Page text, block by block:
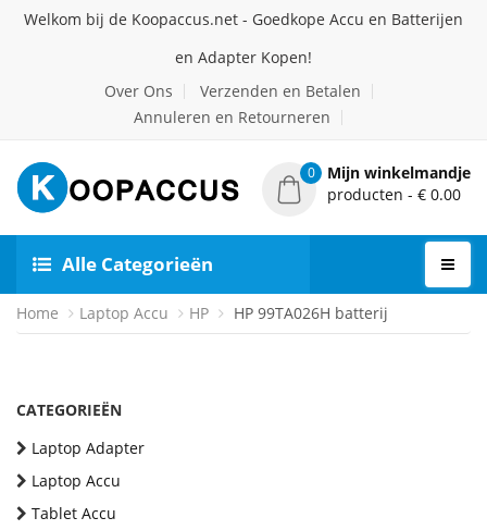
Welkom bij de Koopaccus.net - Goedkope Accu en Batterijen
en Adapter Kopen!
Over Ons
Verzenden en Betalen
Annuleren en Retourneren
0
Mijn winkelmandje
producten - € 0.00
Alle Categorieën
Home Laptop Accu HP HP 99TA026H batterij
CATEGORIEËN
Laptop Adapter
Laptop Accu
Tablet Accu